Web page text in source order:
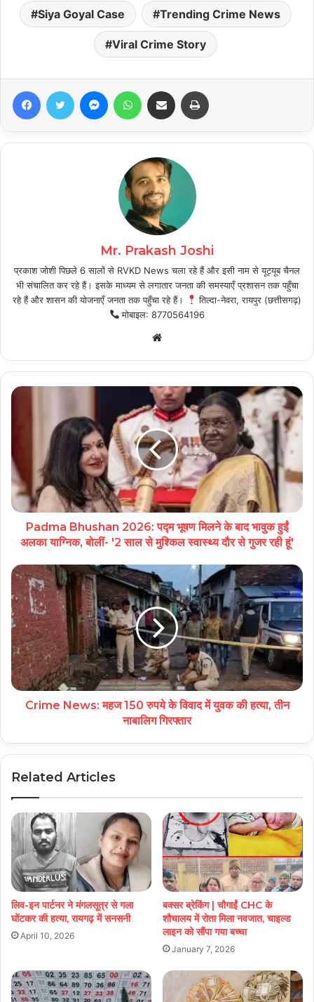
Siya Goyal Case Trending Crime News
Viral Crime Story
FacebookTwitter MessengerWhatsAppShare via Email
Mr. Prakash Joshi
प्रकाश जोशी पिछले 6 सालों से RVKD News चला रहे हैं और इसी नाम से यूट्यूब चैनल
भी संचालित कर रहे हैं। इसके माध्यम से लगातार जनता की समस्याएँ प्रशासन तक पहुँचा
रहे हैं और शासन की योजनाएँ जनता तक पहुँचा रहे हैं।
तिल्दा-नेवरा, रायपुर (छत्तीसगढ़)
मोबाइल: 8770564196
Website
Padma Bhushan 2026: पद्म भूषण मिलने के बाद भावुक हुईं
अलका याग्निक, बोलीं- '2 साल से मुश्किल स्वास्थ्य दौर से गुजर रही हूं'
Crime News: महज 150 रुपये के विवाद में युवक की हत्या, तीन
नाबालिग गिरफ्तार
Related Articles
लिव-इन पार्टनर ने मंगलसूत्र से गला
घोंटकर की हत्या, रायगढ़ में सनसनी
April 10, 2026
बक्सर ब्रेकिंग | चौगाईं CHC के
शौचालय में रोता मिला नवजात, चाइल्ड
लाइन को सौंपा गया बच्चा
January 7, 2026